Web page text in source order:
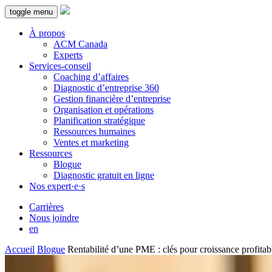
toggle menu
À propos
ACM Canada
Experts
Services-conseil
Coaching d’affaires
Diagnostic d’entreprise 360
Gestion financière d’entreprise
Organisation et opérations
Planification stratégique
Ressources humaines
Ventes et marketing
Ressources
Blogue
Diagnostic gratuit en ligne
Nos expert·e·s
Carrières
Nous joindre
en
Accueil Blogue Rentabilité d’une PME : clés pour croissance